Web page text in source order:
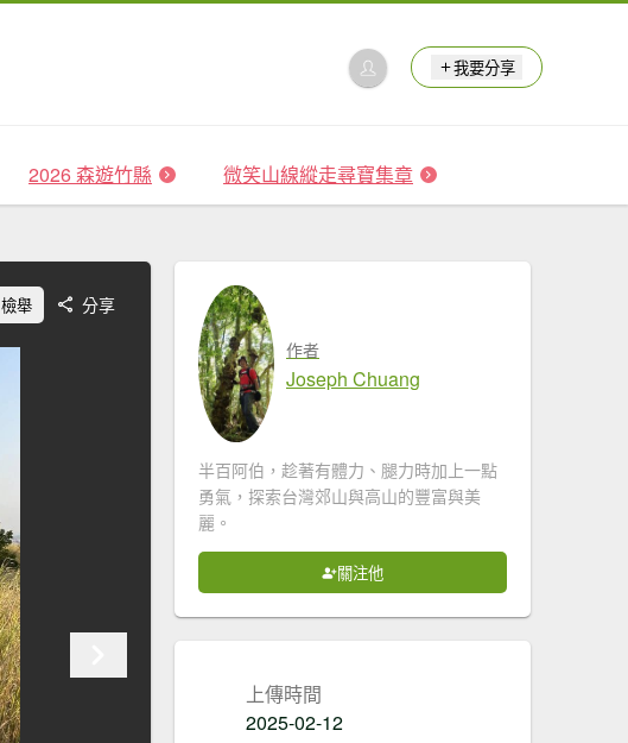
我要分享
2026 森遊竹縣 微笑山線縱走尋寶集章
檢舉 分享
作者
Joseph Chuang
半百阿伯，趁著有體力、腿力時加上一點
勇氣，探索台灣郊山與高山的豐富與美
麗。
關注他
上傳時間
2025-02-12